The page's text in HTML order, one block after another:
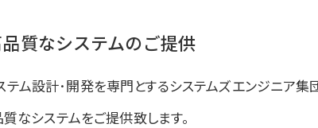
質なシステムのご提供
ム設計･開発を専門とするシステムズエンジニア集
なシステムをご提供致します。